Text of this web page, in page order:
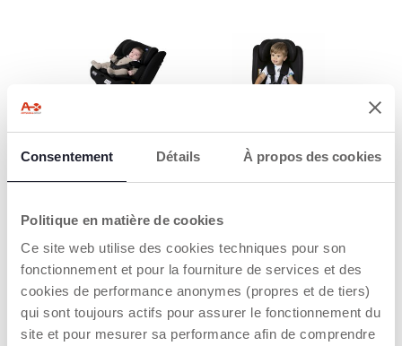
Consentement Détails À propos des cookies
Politique en matière de cookies
Ce site web utilise des cookies techniques pour son
fonctionnement et pour la fourniture de services et des
cookies de performance anonymes (propres et de tiers)
qui sont toujours actifs pour assurer le fonctionnement du
site et pour mesurer sa performance afin de comprendre
40-87 CM
au moins Jusqu'à 15
mois minimum, en
utilisant le système
Isofix avec Top Tether
pendant que le
nourrisson est retenu
par le système de
harnais à 5 points.
FACE À LA ROUTE
AVEC LE HARNAIS
À 5 POINT : 76CM-
route à partir de 76 cm
(environ 15 mois) u avec
5 points jusqu'à environ
4 ans (105 cm/18 kg).